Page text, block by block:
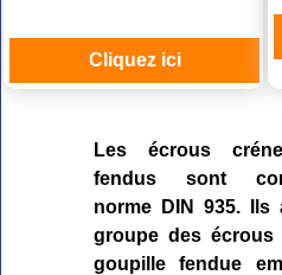
Cliquez ici
Les écrous
fendus sont
norme DIN 935. Ils
groupe des écrous
goupille fendue